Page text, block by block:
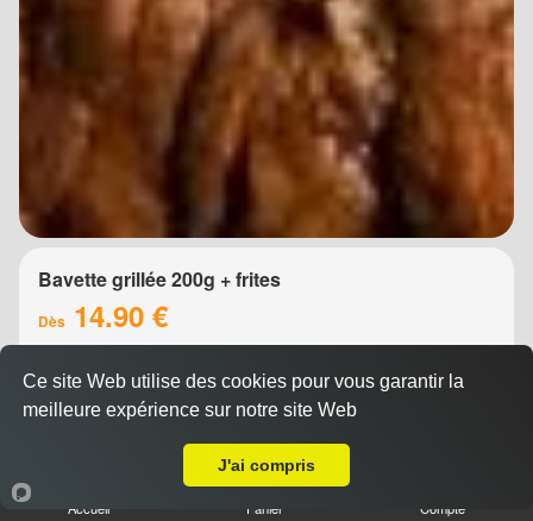
Bavette grillée 200g + frites
Dès 14.90 €
Accueil Panier Compte
Ce site Web utilise des cookies pour vous garantir la
meilleure expérience sur notre site Web
J'ai compris